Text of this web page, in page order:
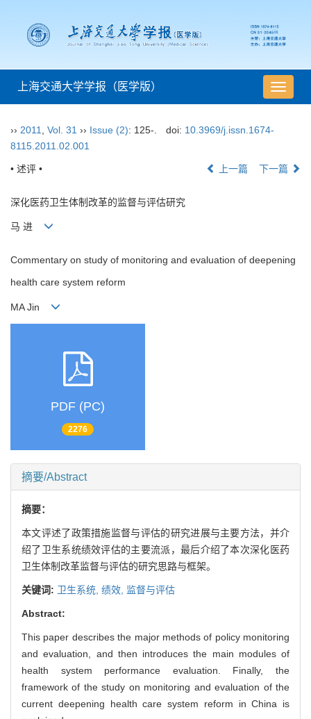
导
航
上海交通大学学报（医学版）
›› 2011 Vol. 31 ›› Issue (2): 125-. doi: 10.3969/j.issn.1674-
8115.2011.02.001
• 述评 • 上一篇 下一篇
深化医药卫生体制改革的监督与评估研究
马 进
Commentary on study of monitoring and evaluation of deepening
health care system reform
MA Jin
PDF (PC)
2276
摘要/Abstract
摘要：
本文评述了政策措施监督与评估的研究进展与主要方法，并介
绍了卫生系统绩效评估的主要流派，最后介绍了本次深化医药
卫生体制改革监督与评估的研究思路与框架。
关键词: 卫生系统, 绩效, 监督与评估
Abstract:
This paper describes the major methods of policy monitoring
and evaluation, and then introduces the main modules of
health system performance evaluation. Finally, the
framework of the study on monitoring and evaluation of the
current deepening health care system reform in China is